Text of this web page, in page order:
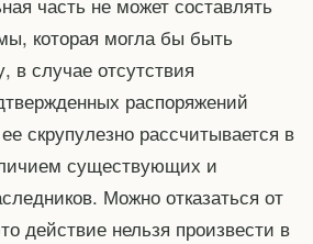
которая могла бы быть
в случае отсутствия
распоряжений
скрупулезно рассчитывается в
существующих и
Можно отказаться от
действие нельзя произвести в